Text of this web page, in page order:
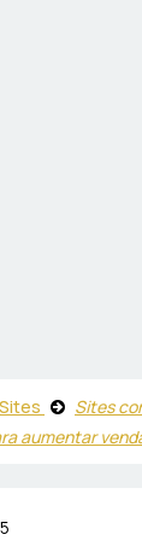
Sites
Sites
aumentar